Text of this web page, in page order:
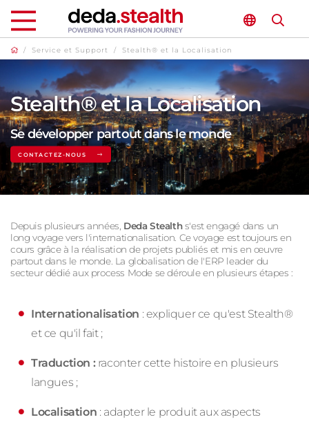
/ Service et Support / Stealth® et la Localisation
Stealth® et la Localisation
Se développer partout dans le monde
CONTACTEZ-NOUS
Depuis plusieurs années, Deda Stealths'est engagé dans un
long voyage vers l'internationalisation. Ce voyage est toujours en
cours grâce à la réalisation de projets publiés et mis en œuvre
partout dans le monde. La globalisation de l'ERP leader du
secteur dédié aux process Mode se déroule en plusieurs étapes :
Internationalisation : expliquer ce qu'est Stealth®
et ce qu'il fait ;
Traduction : raconter cette histoire en plusieurs
langues ;
Localisation : adapter le produit aux aspects